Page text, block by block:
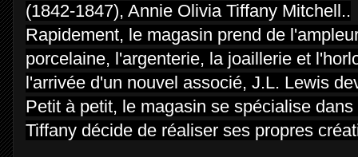
(1842-1847), Annie Olivia Tiffany Mitchell..
Rapidement, le magasin prend de
porcelaine, l'argenterie, la joaillerie et
l'arrivée d'un nouvel associé, J.L. Lewis
Petit à petit, le magasin se spécialise
Tiffany décide de réaliser ses propres